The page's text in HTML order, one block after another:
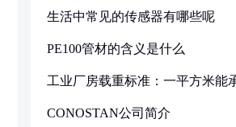
生活中常见的传感器有哪些呢
PE100管材的含义是什么
工业厂房载重标准：一平方米能
CONOSTAN公司简介